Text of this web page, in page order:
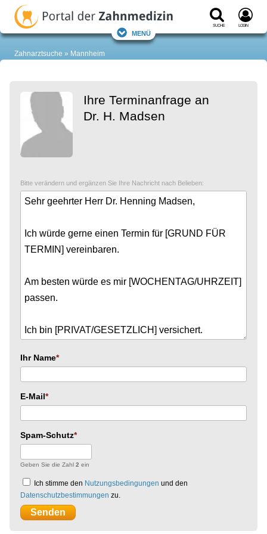
Suche Login
Menü
Zahnarztsuche Mannheim
Ihre Terminanfrage an
Dr. H. Madsen
Bitte verändern und ergänzen Sie Ihre Nachricht nach Belieben:
Ihr Name
E-Mail
Spam-Schutz
Geben Sie die Zahl 2 ein
Ich stimme den Nutzungsbedingungen und den
Datenschutzbestimmungen zu.